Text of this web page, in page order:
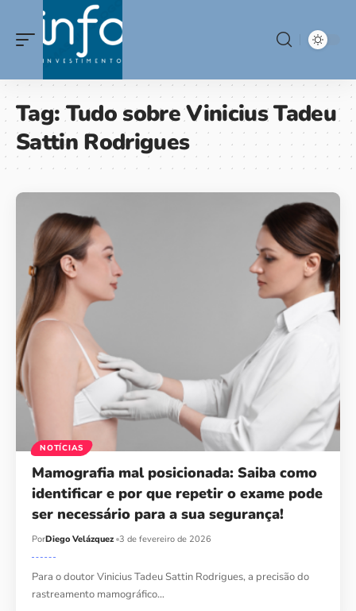
Tag:Tudo sobre Vinicius Tadeu
Sattin Rodrigues
NOTÍCIAS
Mamografia mal posicionada: Saiba como
identificar e por que repetir o exame pode
ser necessário para a sua segurança!
PorDiego Velázquez 3 de fevereiro de 2026
Para o doutor Vinicius Tadeu Sattin Rodrigues, a precisão do
rastreamento mamográfico…